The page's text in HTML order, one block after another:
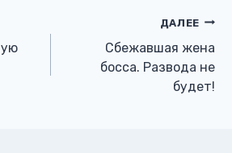
ДАЛЕЕ
Сбежавшая жена
босса. Развода не
будет!